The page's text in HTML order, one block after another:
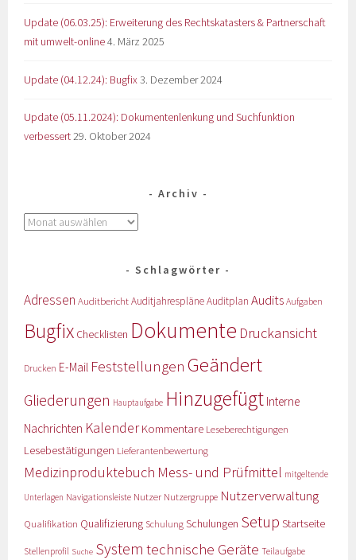
Update (06.03.25): Erweiterung des Rechtskatasters & Partnerschaft
mit umwelt-online4. März 2025
Update (04.12.24): Bugfix 3. Dezember 2024
Update (05.11.2024): Dokumentenlenkung und Suchfunktion
verbessert29. Oktober 2024
Archiv
Schlagwörter
Adressen AuditberichtAuditjahrespläneAuditplan Audits Aufgaben
Bugfix Checklisten Dokumente Druckansicht
Drucken E-Mail Feststellungen Geändert
Gliederungen Hauptaufgabe Hinzugefügt Interne
Nachrichten KalenderKommentare Leseberechtigungen
Lesebestätigungen Lieferantenbewertung
Medizinproduktebuch Mess- und Prüfmittel mitgeltende
Unterlagen Navigationsleiste Nutzer Nutzergruppe Nutzerverwaltung
Qualifikation Qualifizierung Schulung Schulungen Setup Startseite
Stellenprofil Suche System technische Geräte Teilaufgabe